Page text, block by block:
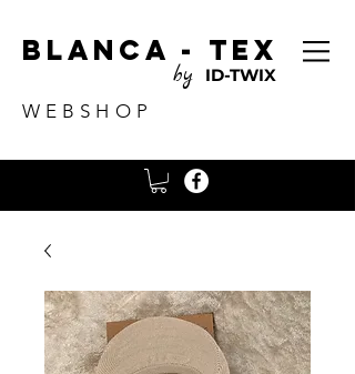
Blanca - tex
by ID-TWIX
WEBSHOP